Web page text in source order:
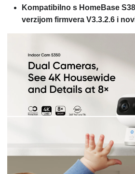
Kompatibilno s HomeBase
verzijom firmvera V3.3.2.6 i